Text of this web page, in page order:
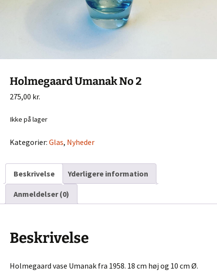
Holmegaard Umanak No 2
275,00 kr.
Ikke på lager
Kategorier: Glas, Nyheder
Beskrivelse Yderligere information
Anmeldelser (0)
Beskrivelse
Holmegaard vase Umanak fra 1958. 18 cm høj og 10 cm Ø.